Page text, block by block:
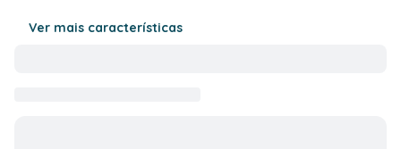
Ver mais características